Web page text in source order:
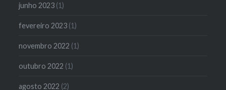
junho 2023 (1)
fevereiro 2023 (1)
novembro 2022 (1)
outubro 2022 (1)
agosto 2022 (2)